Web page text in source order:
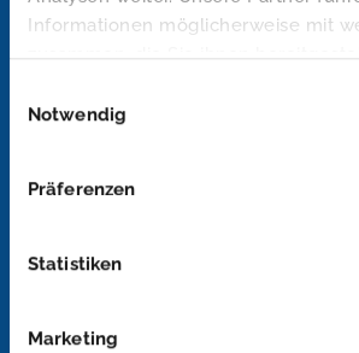
Informationen möglicherweise mit
gesammelt haben.
Notwendig
Präferenzen
Statistiken
Marketing
Firmengründung im Jahr 2000 zu
ZUR ANFRAGE